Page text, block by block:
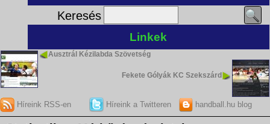
Keresés
Linkek
Ausztrál Kézilabda Szövetség
Fekete Gólyák KC Szekszárd
Híreink RSS-en Híreink a Twitteren handball.hu blog